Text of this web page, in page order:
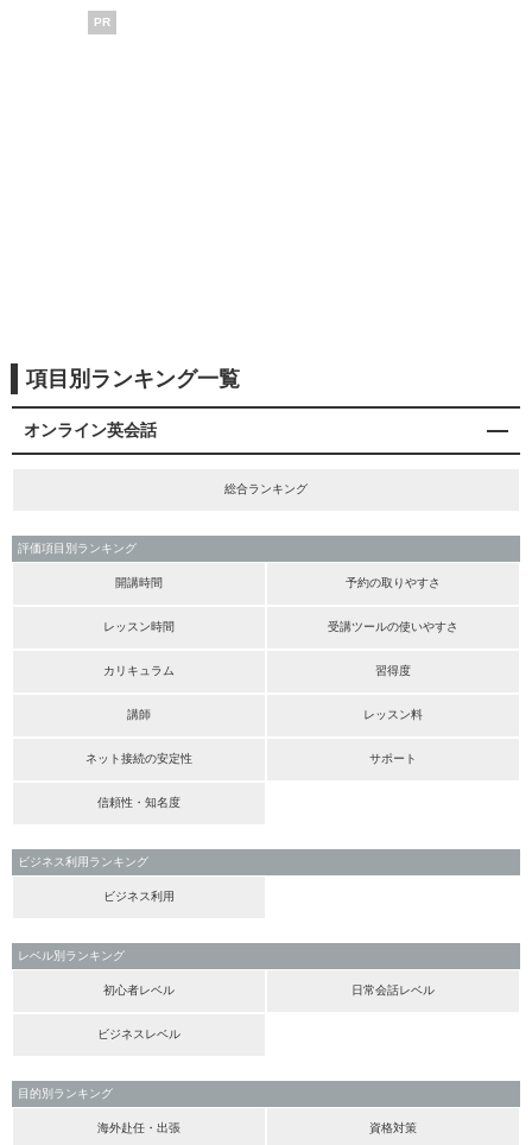
PR
項目別ランキング一覧
オンライン英会話
総合ランキング
評価項目別ランキング
開講時間 予約の取りやすさ
レッスン時間 受講ツールの使いやすさ
カリキュラム 習得度
講師 レッスン料
ネット接続の安定性 サポート
信頼性・知名度
ビジネス利用ランキング
ビジネス利用
レベル別ランキング
初心者レベル 日常会話レベル
ビジネスレベル
目的別ランキング
海外赴任・出張 資格対策